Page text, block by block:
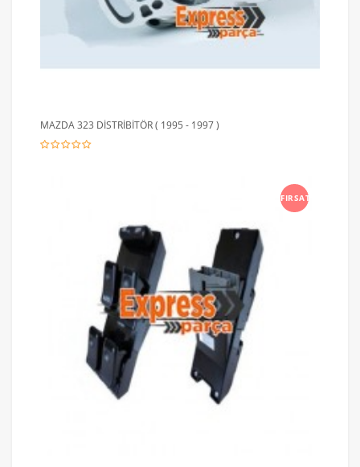
MAZDA 323 DİSTRİBİTÖR ( 1995 - 1997 )
FIRSAT